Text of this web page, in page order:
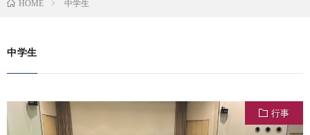
HOME 中学生
中学生
行事